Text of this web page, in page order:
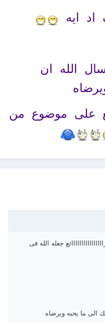
ايه
الله ان
على موضوع من
جعله الله فى
الى ما يحبه ويرضاه